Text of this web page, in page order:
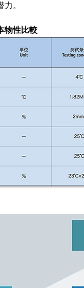
。
物性比較